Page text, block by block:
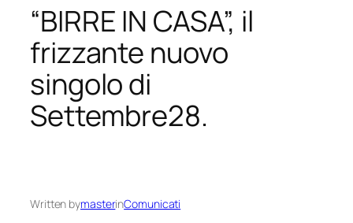
“BIRRE IN CASA”, il
frizzante nuovo
singolo di
Settembre28.
Written bymasterinComunicati